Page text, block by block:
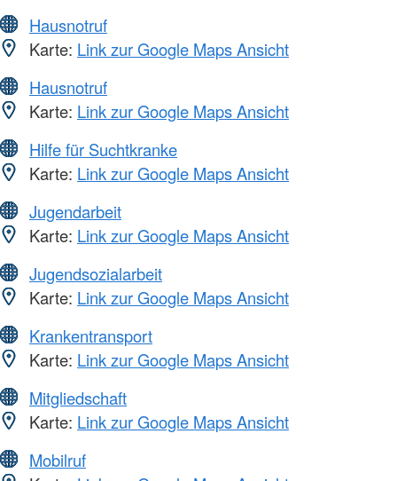
Hausnotruf
Karte: Link zur Google Maps Ansicht
Hausnotruf
Karte: Link zur Google Maps Ansicht
Hilfe für Suchtkranke
Karte: Link zur Google Maps Ansicht
Jugendarbeit
Karte: Link zur Google Maps Ansicht
Jugendsozialarbeit
Karte: Link zur Google Maps Ansicht
Krankentransport
Karte: Link zur Google Maps Ansicht
Mitgliedschaft
Karte: Link zur Google Maps Ansicht
Mobilruf